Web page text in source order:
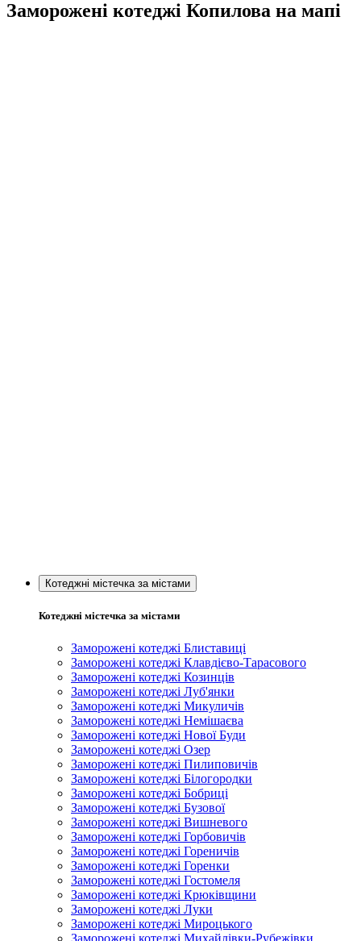
Заморожені котеджі Копилова на мапі
Котеджні містечка за містами
Котеджні містечка за містами
Заморожені котеджі Блиставиці
Заморожені котеджі Клавдієво-Тарасового
Заморожені котеджі Козинців
Заморожені котеджі Луб'янки
Заморожені котеджі Микуличів
Заморожені котеджі Немішаєва
Заморожені котеджі Нової Буди
Заморожені котеджі Озер
Заморожені котеджі Пилиповичів
Заморожені котеджі Білогородки
Заморожені котеджі Бобриці
Заморожені котеджі Бузової
Заморожені котеджі Вишневого
Заморожені котеджі Горбовичів
Заморожені котеджі Гореничів
Заморожені котеджі Горенки
Заморожені котеджі Гостомеля
Заморожені котеджі Крюківщини
Заморожені котеджі Луки
Заморожені котеджі Мироцького
Заморожені котеджі Михайлівки-Рубежівки